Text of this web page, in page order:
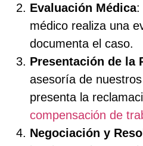
Evaluación Médica:
médico realiza una
documenta el caso.
Presentación de la
asesoría de
presenta la
compensación de
Negociación y